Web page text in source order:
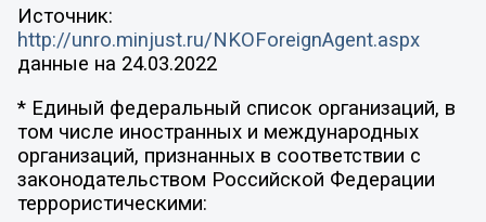
Источник:
http://unro.minjust.ru/NKOForeignAgent.aspx
данные на 24.03.2022
* Единый федеральный список организаций, в
том числе иностранных и международных
организаций, признанных в соответствии с
законодательством Российской Федерации
террористическими: